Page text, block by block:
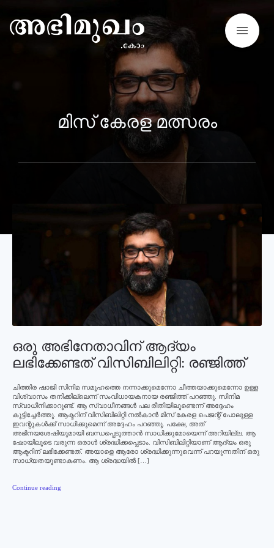
menu
മിസ് കേരള മത്സരം
ഒരു അഭിനേതാവിന് ആദ്യം
ലഭിക്കേണ്ടത് വിസിബിലിറ്റി: രഞ്ജിത്ത്
ചിത്തിര ഷാജി സിനിമ സമൂഹത്തെ നന്നാക്കുമെന്നോ ചീത്തയാക്കുമെന്നോ ഉള്ള
വിശ്വാസം തനിക്കില്ലെന്ന് സംവിധായകനായ രഞ്ജിത്ത് പറഞ്ഞു. സിനിമ
സ്വാധീനിക്കാറുണ്ട്. ആ സ്വാധീനങ്ങള്‍ പല രീതിയിലുണ്ടെന്ന് അദ്ദേഹം
കൂട്ടിച്ചേര്‍ത്തു. ആക്ടറിന് വിസിബിലിറ്റി നല്‍കാന്‍ മിസ് കേരള പെജന്റ് പോലുള്ള
ഇവന്റുകള്‍ക്ക് സാധിക്കുമെന്ന് അദ്ദേഹം പറഞ്ഞു. പക്ഷേ, അത്
അഭിനയശേഷിയുമായി ബന്ധപ്പെടുത്താന്‍ സാധിക്കുമോയെന്ന് അറിയില്ല. ആ
ഷോയിലൂടെ വരുന്ന ഒരാള്‍ ശ്രദ്ധിക്കപ്പെടാം. വിസിബിലിറ്റിയാണ് ആദ്യം ഒരു
ആക്ടറിന് ലഭിക്കേണ്ടത്. അയാളെ ആരോ ശ്രദ്ധിക്കുന്നുവെന്ന് പറയുന്നതിന് ഒരു
സാധ്യതയുണ്ടാകണം. ആ ശ്രദ്ധയില്‍ […]
Continue reading